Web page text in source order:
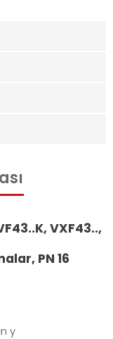
VXF43..,
PN 16
y